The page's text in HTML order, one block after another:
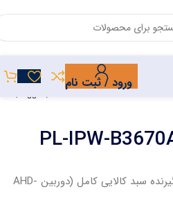
ورود / ثبت نام
محصولات کیوپلاس شامل 36 ماه گارانتی طلایی می باشند; این برند در برگیرنده سبد کالایی کامل (دوربین AHD-